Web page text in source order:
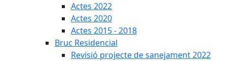
Actes 2022
Actes 2020
Actes 2015 - 2018
Bruc Residencial
Revisió projecte de sanejament 2022